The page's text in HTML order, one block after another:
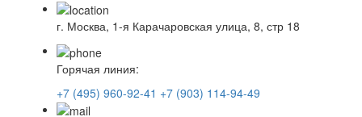
г. Москва, 1-я Карачаровская улица, 8, стр 18
Горячая линия:
+7 (495) 960-92-41 +7 (903) 114-94-49